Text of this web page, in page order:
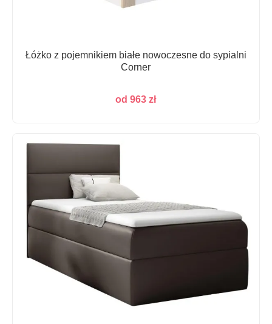
Łóżko z pojemnikiem białe nowoczesne do sypialni
Corner
od963zł